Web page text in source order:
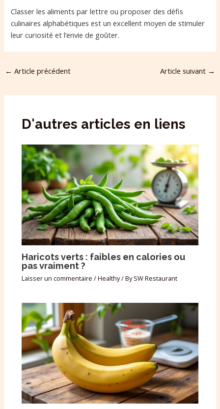
Classer les aliments par lettre ou proposer des défis
culinaires alphabétiques est un excellent moyen de stimuler
leur curiosité et l’envie de goûter.
← Article précédent Article suivant →
D'autres articles en liens
Haricots verts : faibles en calories ou
pas vraiment ?
Laisser un commentaire /Healthy/ BySW Restaurant